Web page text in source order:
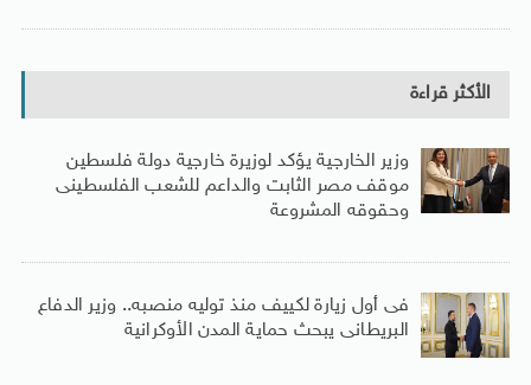
الأكثر قراءة
وزير الخارجية يؤكد لوزيرة خارجية دولة فلسطين
موقف مصر الثابت والداعم للشعب الفلسطينى
وحقوقه المشروعة
فى أول زيارة لكييف منذ توليه منصبه.. وزير الدفاع
البريطانى يبحث حماية المدن الأوكرانية